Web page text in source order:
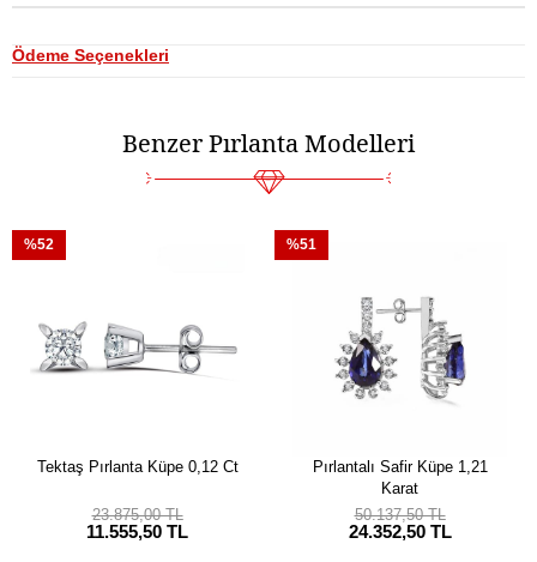
Ödeme Seçenekleri
Benzer Pırlanta Modelleri
Tektaş Pırlanta Küpe 0,12 Ct
11.555,50 TL
23.875,00 TL
%52
Pırlantalı Safir Küpe 1,21
Karat
24.352,50 TL
50.137,50 TL
%51